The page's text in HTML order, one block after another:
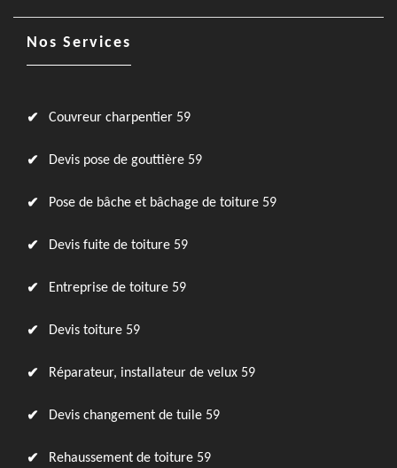
Nos Services
Couvreur charpentier 59
Devis pose de gouttière 59
Pose de bâche et bâchage de toiture 59
Devis fuite de toiture 59
Entreprise de toiture 59
Devis toiture 59
Réparateur, installateur de velux 59
Devis changement de tuile 59
Rehaussement de toiture 59